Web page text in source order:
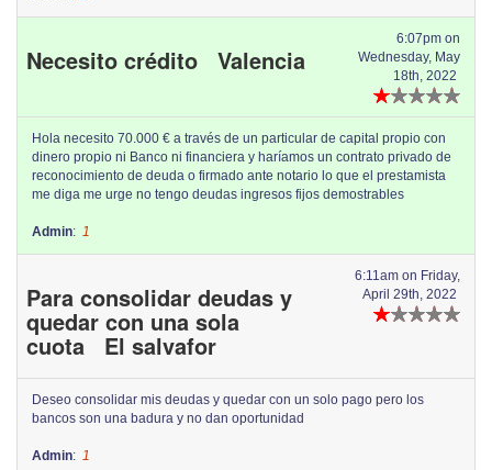
Necesito crédito Valencia
6:07pm on
Wednesday, May
18th, 2022
Hola necesito 70.000 € a través de un particular de capital propio con
dinero propio ni Banco ni financiera y haríamos un contrato privado de
reconocimiento de deuda o firmado ante notario lo que el prestamista
me diga me urge no tengo deudas ingresos fijos demostrables
Admin: 1
Para consolidar deudas y
quedar con una sola
cuota El salvafor
6:11am on Friday,
April 29th, 2022
Deseo consolidar mis deudas y quedar con un solo pago pero los
bancos son una badura y no dan oportunidad
Admin: 1